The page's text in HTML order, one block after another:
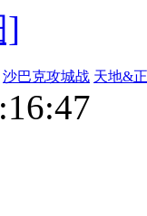
]
沙巴克攻城战 天地&